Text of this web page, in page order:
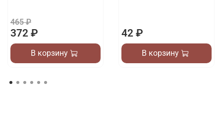
465 ₽
372 ₽
В корзину
42 ₽
В корзину